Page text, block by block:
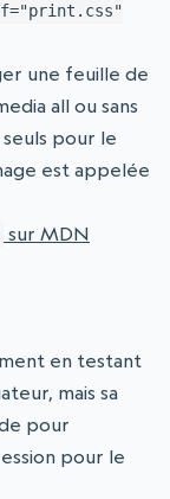
une feuille de
all ou sans
pour le
est appelée
sur MDN
en testant
mais sa
pour
pour le